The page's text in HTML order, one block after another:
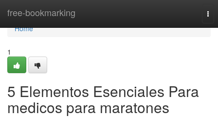
free-bookmarking
Home
Home
1
5 Elementos Esenciales Para
medicos para maratones